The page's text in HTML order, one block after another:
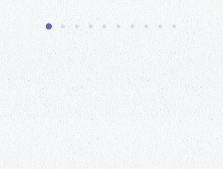
1 2 3 4 5 6 7 8 9 10